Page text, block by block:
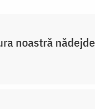
noastră nădejde